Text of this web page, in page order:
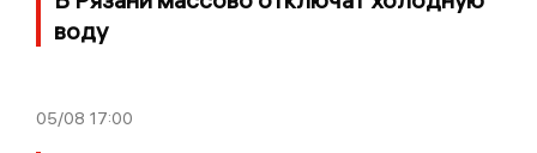
воду
05/08 17:00